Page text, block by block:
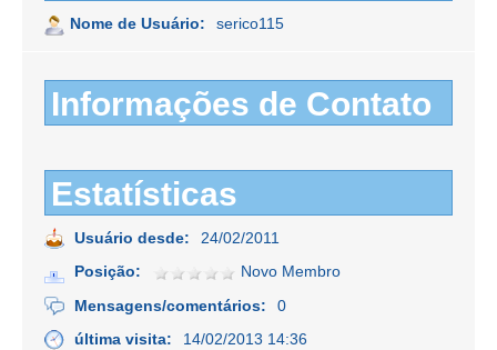
Nome de Usuário: serico115
Informações de Contato
Estatísticas
Usuário desde:
24/02/2011
Posição:
Novo Membro
Mensagens/comentários:
0
última visita:
14/02/2013 14:36